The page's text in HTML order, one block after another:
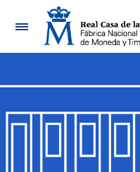
Mostrar/Ocultar